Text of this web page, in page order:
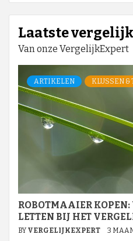
Laatste
Van onze VergelijkExpert
ARTIKELEN KLUSSEN
ROBOTMAAIER KOPEN:
LETTEN BIJ HET
BY VERGELIJKEXPERT 3